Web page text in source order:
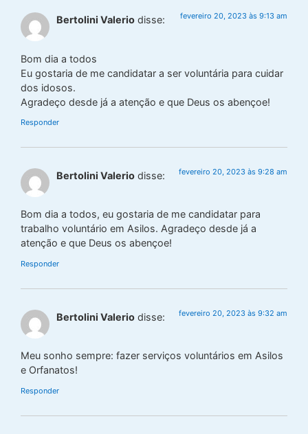
Bertolini Valerio disse: fevereiro 20, 2023 às 9:13 am
Bom dia a todos
Eu gostaria de me candidatar a ser voluntária para cuidar
dos idosos.
Agradeço desde já a atenção e que Deus os abençoe!
Responder
Bertolini Valerio disse: fevereiro 20, 2023 às 9:28 am
Bom dia a todos, eu gostaria de me candidatar para
trabalho voluntário em Asilos. Agradeço desde já a
atenção e que Deus os abençoe!
Responder
Bertolini Valerio disse: fevereiro 20, 2023 às 9:32 am
Meu sonho sempre: fazer serviços voluntários em Asilos
e Orfanatos!
Responder